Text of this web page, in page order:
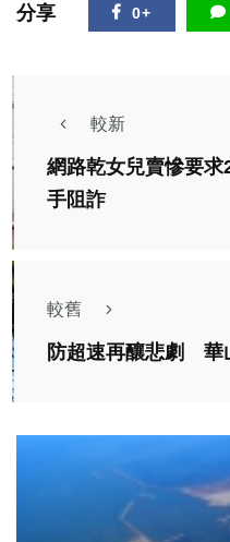
分享 0+
較新
網路乾女兒賣慘要
手阻詐
較舊
防超速再釀悲劇 華